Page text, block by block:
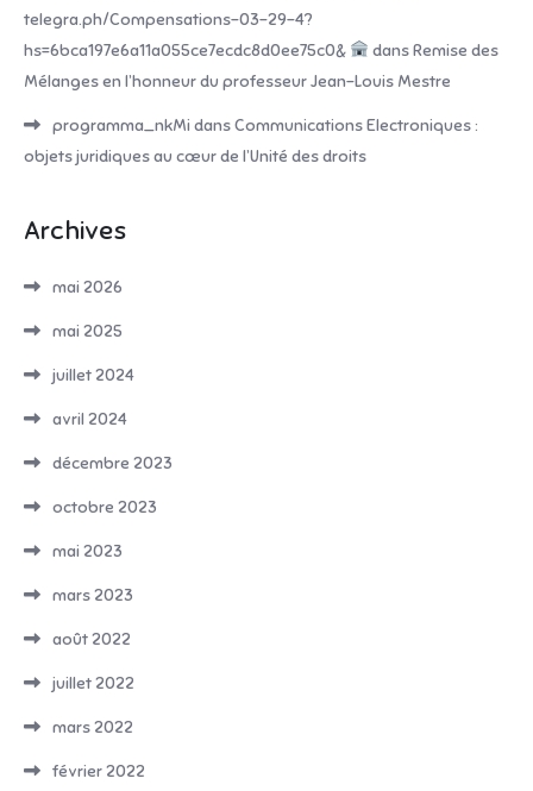
telegra.ph/Compensations-03-29-4?
hs=6bca197e6a11a055ce7ecdc8d0ee75c0&
dansRemise des
Mélanges en l’honneur du professeur Jean-Louis Mestre
programma_nkMi dansCommunications Electroniques :
objets juridiques au cœur de l’Unité des droits
Archives
mai 2026
mai 2025
juillet 2024
avril 2024
décembre 2023
octobre 2023
mai 2023
mars 2023
août 2022
juillet 2022
mars 2022
février 2022